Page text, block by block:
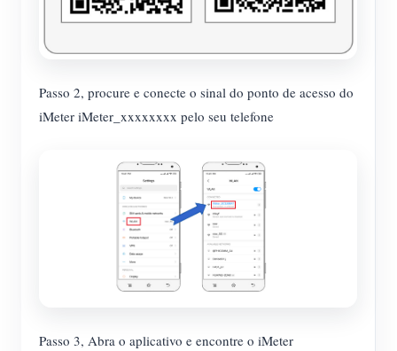
Passo 2, procure e conecte o sinal do ponto de acesso do
iMeter iMeter_xxxxxxxx pelo seu telefone
Passo 3, Abra o aplicativo e encontre o iMeter